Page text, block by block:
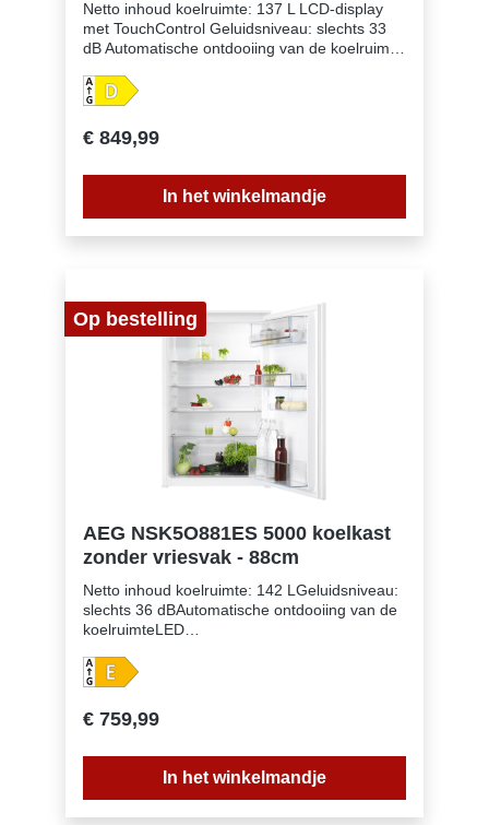
Netto inhoud koelruimte: 137 L LCD-display
met TouchControl Geluidsniveau: slechts 33
dB Automatische ontdooiing van de koelruimte
bij open deur LED interieurverlichting
Coolmatic-functie voor het snel koelen van
omkeerbaar Deur op deur montage Leggers
Laden koelruimte: 1 880 mm inbouwhoogte
Eierrekje: 2 rekjes voor 6 eieren Kleur: Wit
€ 849,99
In het winkelmandje
Op bestelling
AEG NSK5O881ES 5000 koelkast
zonder vriesvak - 88cm
Netto inhoud koelruimte: 142 LGeluidsniveau:
slechts 36 dBAutomatische ontdooiing van de
koelruimteLED
&omkeerbaarSchuiftechniek voor deurLeggers
koelruimte: 3 , Metallic GreyPlasticLaden
2 rekjes voor 6 eierenKleur: witVerlichting: LED
€ 759,99
In het winkelmandje